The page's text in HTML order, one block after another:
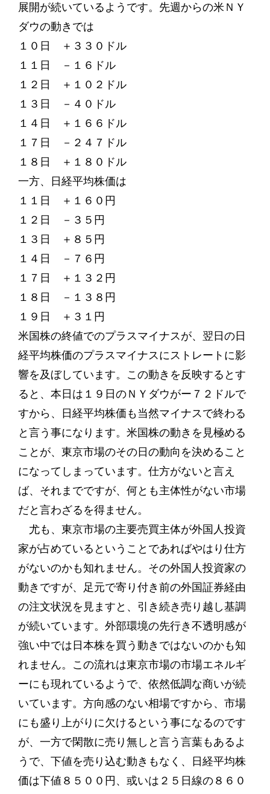
展開が続いているようです。先週からの米ＮＹ
ダウの動きでは
１０日 ＋３３０ドル
１１日 －１６ドル
１２日 ＋１０２ドル
１３日 －４０ドル
１４日 ＋１６６ドル
１７日 －２４７ドル
１８日 ＋１８０ドル
一方、日経平均株価は
１１日 ＋１６０円
１２日 －３５円
１３日 ＋８５円
１４日 －７６円
１７日 ＋１３２円
１８日 －１３８円
１９日 ＋３１円
米国株の終値でのプラスマイナスが、翌日の日
経平均株価のプラスマイナスにストレートに影
響を及ぼしています。この動きを反映するとす
ると、本日は１９日のＮＹダウがー７２ドルで
すから、日経平均株価も当然マイナスで終わる
と言う事になります。米国株の動きを見極める
ことが、東京市場のその日の動向を決めること
になってしまっています。仕方がないと言え
ば、それまでですが、何とも主体性がない市場
だと言わざるを得ません。
尤も、東京市場の主要売買主体が外国人投資
家が占めているということであればやはり仕方
がないのかも知れません。その外国人投資家の
動きですが、足元で寄り付き前の外国証券経由
の注文状況を見ますと、引き続き売り越し基調
が続いています。外部環境の先行き不透明感が
強い中では日本株を買う動きではないのかも知
れません。この流れは東京市場の市場エネルギ
ーにも現れているようで、依然低調な商いが続
いています。方向感のない相場ですから、市場
にも盛り上がりに欠けるという事になるのです
が、一方で閑散に売り無しと言う言葉もあるよ
うで、下値を売り込む動きもなく、日経平均株
価は下値８５００円、或いは２５日線の８６０